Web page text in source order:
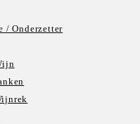
/ Onderzetter